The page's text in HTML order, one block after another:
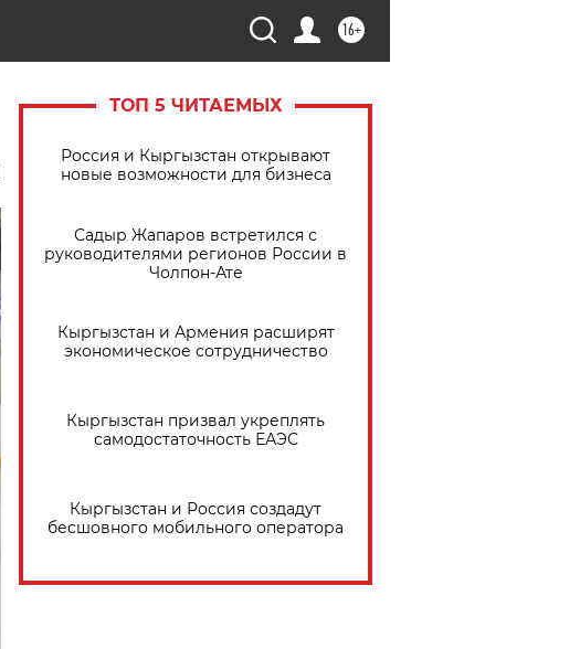
16+
ТОП 5 ЧИТАЕМЫХ
Россия и Кыргызстан открывают
новые возможности для бизнеса
Садыр Жапаров встретился с
руководителями регионов России в
Чолпон-Ате
Кыргызстан и Армения расширят
экономическое сотрудничество
Кыргызстан призвал укреплять
самодостаточность ЕАЭС
Кыргызстан и Россия создадут
бесшовного мобильного оператора